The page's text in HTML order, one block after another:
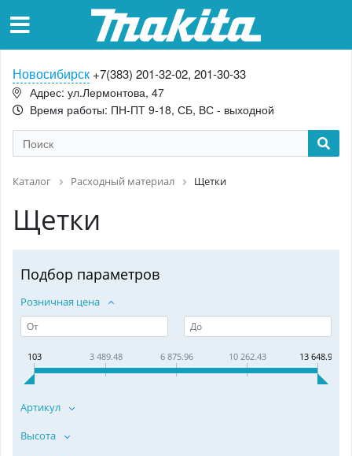
Новосибирск +7(383) 201-32-02, 201-30-33
Адрес: ул.Лермонтова, 47
Время работы: ПН-ПТ 9-18, СБ, ВС - выходной
Каталог Расходный материал Щетки
Щетки
Подбор параметров
Розничная цена
103 3 489.48 6 875.96 10 262.43 13 648.91
Артикул
Высота